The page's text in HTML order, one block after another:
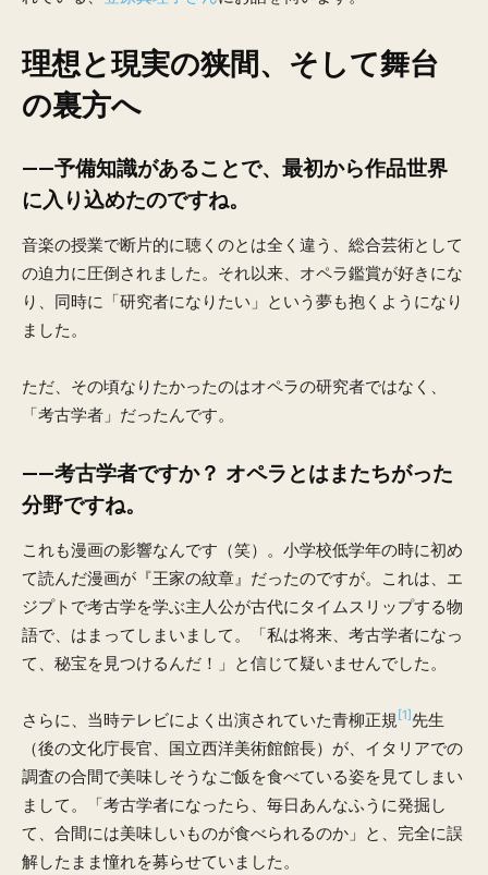
理想と現実の狭間、そして舞台
の裏方へ
——予備知識があることで、最初から作品世界
に入り込めたのですね。
音楽の授業で断片的に聴くのとは全く違う、総合芸術として
の迫力に圧倒されました。それ以来、オペラ鑑賞が好きにな
り、同時に「研究者になりたい」という夢も抱くようになり
ました。
ただ、その頃なりたかったのはオペラの研究者ではなく、
「考古学者」だったんです。
——考古学者ですか？ オペラとはまたちがった
分野ですね。
これも漫画の影響なんです（笑）。小学校低学年の時に初め
て読んだ漫画が『王家の紋章』だったのですが。これは、エ
ジプトで考古学を学ぶ主人公が古代にタイムスリップする物
語で、はまってしまいまして。「私は将来、考古学者になっ
て、秘宝を見つけるんだ！」と信じて疑いませんでした。
さらに、当時テレビによく出演されていた青柳正規 [1] 先生
（後の文化庁長官、国立西洋美術館館長）が、イタリアでの
調査の合間で美味しそうなご飯を食べている姿を見てしまい
まして。「考古学者になったら、毎日あんなふうに発掘し
て、合間には美味しいものが食べられるのか」と、完全に誤
解したまま憧れを募らせていました。